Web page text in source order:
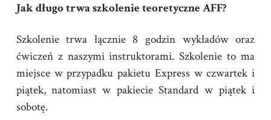
Jak długo trwa szkolenie teoretyczne AFF?
Szkolenie trwa łącznie 8 godzin wykładów oraz
ćwiczeń z naszymi instruktorami. Szkolenie to ma
miejsce w przypadku pakietu Express w czwartek i
piątek, natomiast w pakiecie Standard w piątek i
sobotę.